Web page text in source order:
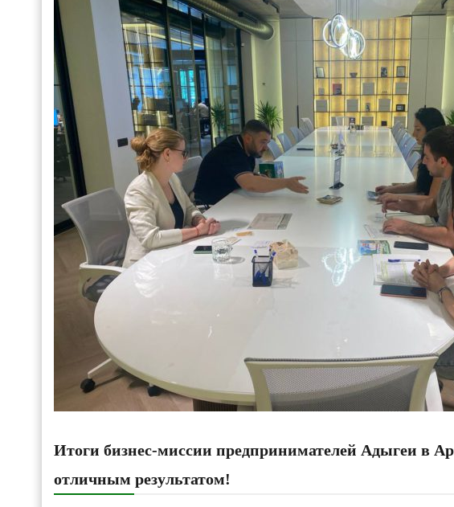
Итоги бизнес-миссии предпринимателей Адыгеи в
отличным результатом!